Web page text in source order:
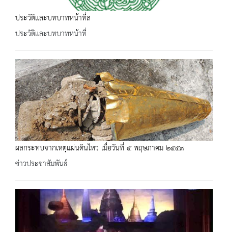
ประวัติและบทบาทหน้าที่ล
ประวัติและบทบาทหน้าที่
ผลกระทบจากเหตุแผ่นดินไหว เมื่อวันที่ ๕ พฤษภาคม ๒๕๕๗
ข่าวประชาสัมพันธ์